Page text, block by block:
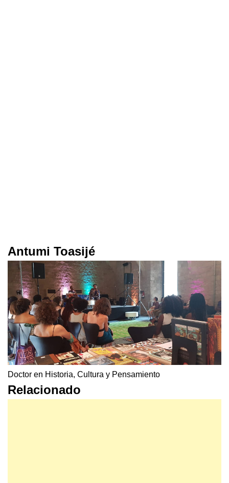
Antumi Toasijé
Doctor en Historia, Cultura y Pensamiento
Relacionado